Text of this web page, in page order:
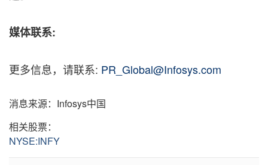
媒体联系:
更多信息，请联系: PR_Global@Infosys.com
消息来源：Infosys中国
相关股票：
NYSE:INFY